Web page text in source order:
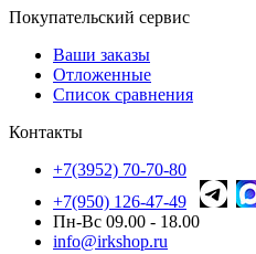
Покупательский сервис
Ваши заказы
Отложенные
Список сравнения
Контакты
+7(3952) 70-70-80
+7(950) 126-47-49
Пн-Вс 09.00 - 18.00
info@irkshop.ru